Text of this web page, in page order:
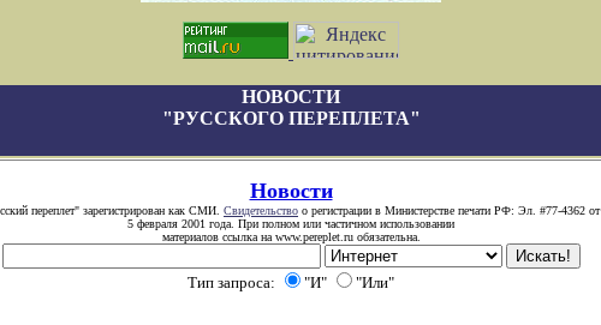
НОВОСТИ
"РУССКОГО ПЕРЕПЛЕТА"
Новости
переплет" зарегистрирован как СМИ. Свидетельство о регистрации в Министерстве печати РФ: Эл. #77-4362 от
5 февраля 2001 года. При полном или частичном использовании
материалов ссылка на www.pereplet.ru обязательна.
Тип запроса: "И" "Или"